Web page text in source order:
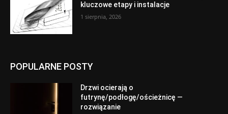
kluczowe etapy i instalacje
1 sierpnia, 2026
POPULARNE POSTY
Drzwi ocierają o
futrynę/podłogę/ościeżnicę —
rozwiązanie